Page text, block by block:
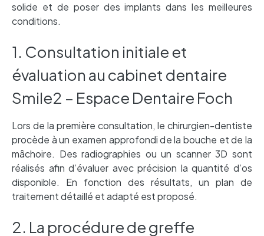
solide et de poser des implants dans les meilleures
conditions.
1. Consultation initiale et
évaluation au cabinet dentaire
Smile2 – Espace Dentaire Foch
Lors de la première consultation, le chirurgien-dentiste
procède à un examen approfondi de la bouche et de la
mâchoire. Des radiographies ou un scanner 3D sont
réalisés afin d’évaluer avec précision la quantité d’os
disponible. En fonction des résultats, un plan de
traitement détaillé et adapté est proposé.
2. La procédure de greffe